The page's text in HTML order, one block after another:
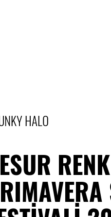
HALO